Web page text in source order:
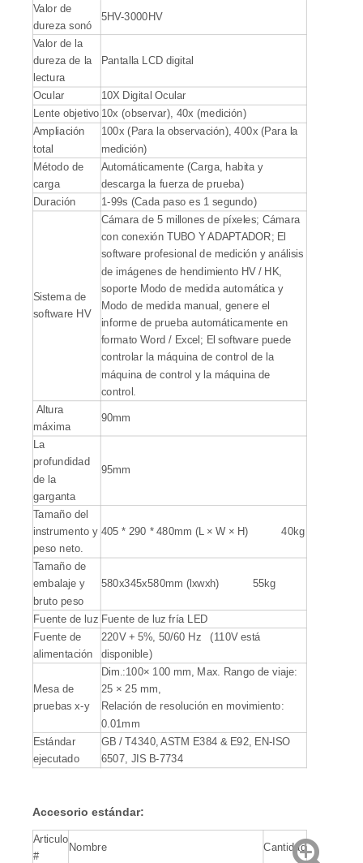
Valor de
dureza sonó
5HV-3000HV
Valor de la
dureza de la
lectura
Pantalla LCD digital
Ocular
10X Digital Ocular
Lente objetivo 10x (observar), 40x (medición)
Ampliación
total
100x (Para la observación), 400x (Para la
medición)
Método de
carga
Automáticamente (Carga, habita y
descarga la fuerza de prueba)
Duración 1-99s (Cada paso es 1 segundo)
Sistema de
software HV
Cámara de 5 millones de píxeles; Cámara
con conexión TUBO Y ADAPTADOR; El
software profesional de medición y análisis
de imágenes de hendimiento HV / HK,
soporte Modo de medida automática y
Modo de medida manual, genere el
informe de prueba automáticamente en
formato Word / Excel; El software puede
controlar la máquina de control de la
máquina de control y la máquina de
control.
Altura
máxima
90mm
La
profundidad
de la
garganta
95mm
Tamaño del
instrumento y
peso neto.
405 * 290 * 480mm (L × W × H) 40kg
Tamaño de
embalaje y
bruto peso
580x345x580mm (lxwxh) 55kg
Fuente de luz Fuente de luz fría LED
Fuente de
alimentación
220V + 5%, 50/60 Hz (110V está
disponible)
Mesa de
pruebas x-y
Dim.:100× 100 mm, Max. Rango de viaje:
25 × 25 mm,
Relación de resolución en movimiento:
0.01mm
Estándar
ejecutado
GB / T4340, ASTM E384 & E92, EN-ISO
6507, JIS B-7734
Accesorio estándar:
Articulo
#
Nombre Cantidad